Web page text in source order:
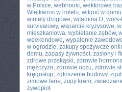
w Polsce, webhooki, wektorowe
Wielkanoc w hotelu, wilgoć w domu
winiety drogowe, witamina D,
survivalowy, wsparcie kryzysowe,
mieszkaniowa, wybielanie zębów,
weekendowe, wypalenie
w ogrodzie, zakupy spożywcze
domu, zapasy żywności, zasłony i
zdrowe przekąski, zdrowie
mężczyzn, zdrowie oczu, zdrowie
kręgosłup, zgłoszenie budowy,
zimowe ferie, zupy krem,
żywopłot